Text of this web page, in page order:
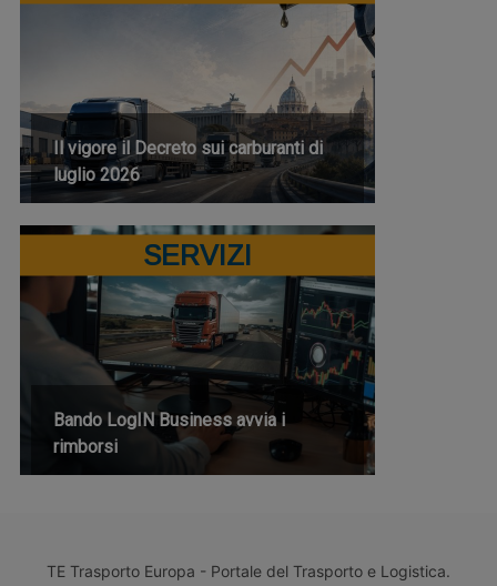
Il vigore il Decreto sui carburanti di
luglio 2026
SERVIZI
Bando LogIN Business avvia i
rimborsi
TE Trasporto Europa - Portale del Trasporto e Logistica.